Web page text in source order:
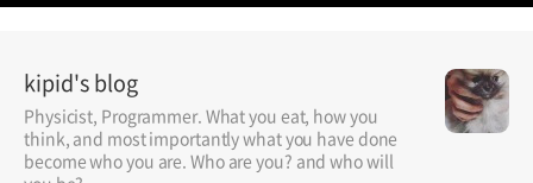
kipid's blog
Physicist, Programmer. What you eat, how you
think, and most importantly what you have done
become who you are. Who are you? and who will